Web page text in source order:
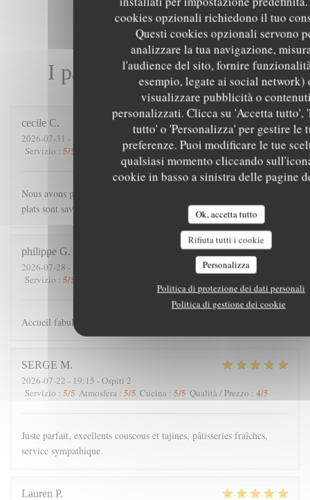
cookies opzionali richiedono il tuo
Questi cookies opzionali servono
analizzare la tua navigazione,
l'audience del sito, fornire
esempio, legate ai social network)
visualizzare pubblicità o
personalizzati. Clicca su 'Accetta tutto',
tutto' o 'Personalizza' per gestire le
preferenze. Puoi modificare le tue
qualsiasi momento cliccando
cookie in basso a sinistra delle pagine
Ok, accetta tutto
Rifiuta tutti i cookie
Personalizza
Politica di protezione dei dati personali
Politica di gestione dei cookie
I pareri dei nostri clienti
cecile C
2026-07-31 - 21:00 - Ospiti 4
Servizio : 5/5 4/5 Cucina: 5 /5 Qualità / Prezzo: 5/5
Nous avons passé une excellente soirée. Accueil chaleureux, les
plats sont savoureux, et copieux.
philippe G
2026-07-28 - 19:45 - Ospiti 3
Servizio : 5/5
Accueil fabuleux et Cuisine à retenir
SERGE M
2026-07-22 - 19:15 - Ospiti 2
Servizio : 5/5 Atmosfera : 5/5 Cucina : 5/5 Qualità / Prezzo : 4/5
Juste parfait, excellents couscous et tajines, pâtisseries fraîches,
service sympathique
Lauren P